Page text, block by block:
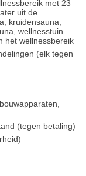
met 23
uit de
kruidensauna,
wellnesstuin
het wellnessbereik
(elk tegen
(tegen betaling)